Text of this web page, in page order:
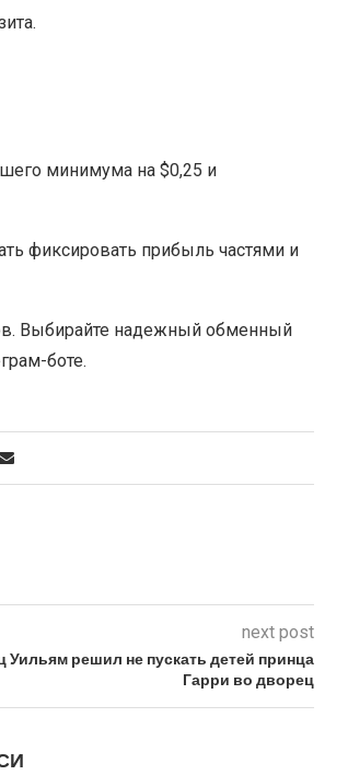
минимума на $0,25 и
фиксировать прибыль частями и
Выбирайте надежный обменный
боте.
next post
Уильям решил не пускать детей принца
Гарри во дворец